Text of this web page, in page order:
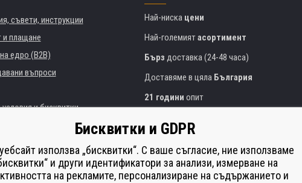
съвети, инструкции
и плащане
едро (B2B)
въпроси
и бисквитки
принтери
изпълнение
Най-ниска цени
Най-големиятасортимент
Бърз доставка (24-48 часа)
Доставяме в цяла България
21 години опит
Полезен подход
Goldenсертификат Heureka
Сейфонлайн плащания
Бисквитки и GDPR
използва „бисквитки“. С ваше съгласие, ние използваме
и други идентификатори за анализи, измерване на
на рекламите, персонализиране на съдържанието и